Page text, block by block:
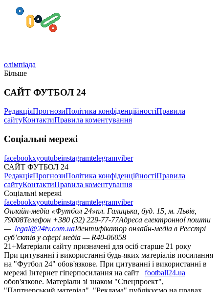
олімпіада
Більше
САЙТ ФУТБОЛ 24
РедакціяПрогнозиПолітика конфіденційностіПравила
сайтуКонтактиПравила коментування
Соціальні мережі
facebookxyoutubeinstagramtelegramviber
САЙТ ФУТБОЛ 24
РедакціяПрогнозиПолітика конфіденційностіПравила
сайтуКонтактиПравила коментування
Соціальні мережі
facebookxyoutubeinstagramtelegramviber
Онлайн-медіа «Футбол 24»пл. Галицька, буд. 15, м. Львів,
79008Телефон +380 (32) 229-77-77Адреса електронної пошти
— legal@24tv.com.uaІдентифікатор онлайн-медіа в Реєстрі
суб’єктів у сфері медіа — R40-06058
21+Матеріали сайту призначені для осіб старше 21 року
При цитуванні і використанні будь-яких матеріалів посилання
на "Футбол 24" обов'язкове. При цитуванні і використанні в
мережі Інтернет гіперпосилання на сайт
football24.ua
обов'язкове. Матеріали зі знаком "Спецпроект",
"Партнерський матеріал", "Реклама" публікуємо на правах